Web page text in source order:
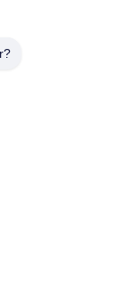
von Danfoss
angepasst